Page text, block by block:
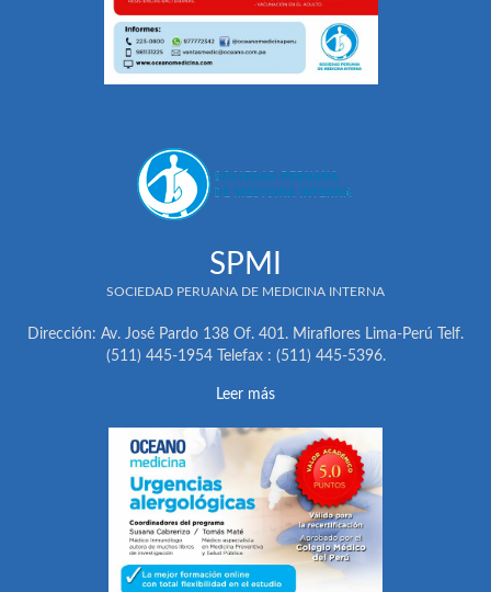
SPMI
SOCIEDAD PERUANA DE MEDICINA INTERNA
Dirección: Av. José Pardo 138 Of. 401. Miraflores Lima-Perú Telf.
(511) 445-1954 Telefax : (511) 445-5396.
Leer más